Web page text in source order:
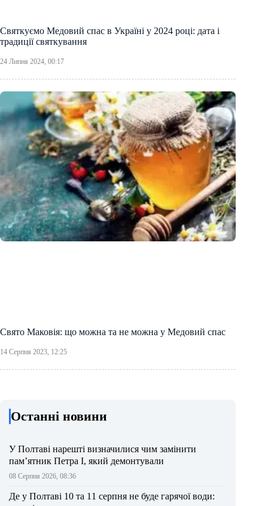
Святкуємо Медовий спас в Україні у 2024 році: дата і
традиції святкування
24 Липня 2024, 00:17
Свято Маковія: що можна та не можна у Медовий спас
14 Серпня 2023, 12:25
Останні новини
У Полтаві нарешті визначилися чим замінити
пам’ятник Петра І, який демонтували
08 Серпня 2026, 08:36
Де у Полтаві 10 та 11 серпня не буде гарячої води: